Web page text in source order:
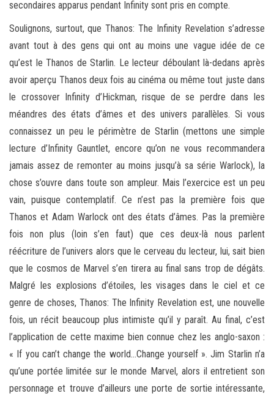
secondaires apparus pendant Infinity sont pris en compte.
Soulignons, surtout, que Thanos: The Infinity Revelation s’adresse
avant tout à des gens qui ont au moins une vague idée de ce
qu’est le Thanos de Starlin. Le lecteur déboulant là-dedans après
avoir aperçu Thanos deux fois au cinéma ou même tout juste dans
le crossover Infinity d’Hickman, risque de se perdre dans les
méandres des états d’âmes et des univers parallèles. Si vous
connaissez un peu le périmètre de Starlin (mettons une simple
lecture d’Infinity Gauntlet, encore qu’on ne vous recommandera
jamais assez de remonter au moins jusqu’à sa série Warlock), la
chose s’ouvre dans toute son ampleur. Mais l’exercice est un peu
vain, puisque contemplatif. Ce n’est pas la première fois que
Thanos et Adam Warlock ont des états d’âmes. Pas la première
fois non plus (loin s’en faut) que ces deux-là nous parlent
réécriture de l’univers alors que le cerveau du lecteur, lui, sait bien
que le cosmos de Marvel s’en tirera au final sans trop de dégâts.
Malgré les explosions d’étoiles, les visages dans le ciel et ce
genre de choses, Thanos: The Infinity Revelation est, une nouvelle
fois, un récit beaucoup plus intimiste qu’il y paraît. Au final, c’est
l’application de cette maxime bien connue chez les anglo-saxon :
« If you can’t change the world…Change yourself ». Jim Starlin n’a
qu’une portée limitée sur le monde Marvel, alors il entretient son
personnage et trouve d’ailleurs une porte de sortie intéressante,